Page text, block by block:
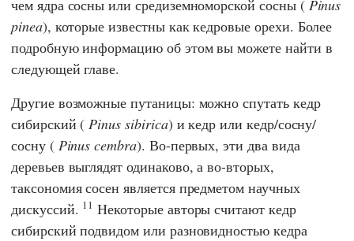
чем ядра сосны или средиземноморской сосны ( Pinus
pinea), которые известны как кедровые орехи. Более
подробную информацию об этом вы можете найти в
следующей главе.
Другие возможные путаницы: можно спутать кедр
сибирский (Pinus sibirica) и кедр или кедр/сосну/
сосну ( Pinus cembra). Во-первых, эти два вида
деревьев выглядят одинаково, а во-вторых,
таксономия сосен является предметом научных
дискуссий. 11 Некоторые авторы считают кедр
сибирский подвидом или разновидностью кедра